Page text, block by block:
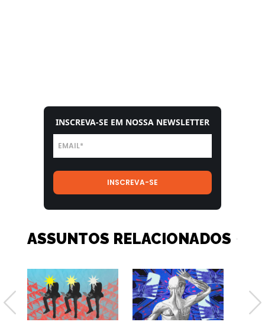
INSCREVA-SE EM NOSSA NEWSLETTER
ASSUNTOS RELACIONADOS